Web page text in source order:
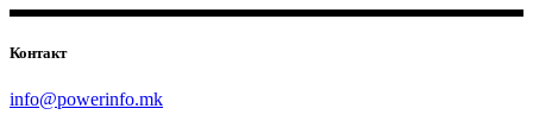
Контакт
info@powerinfo.mk